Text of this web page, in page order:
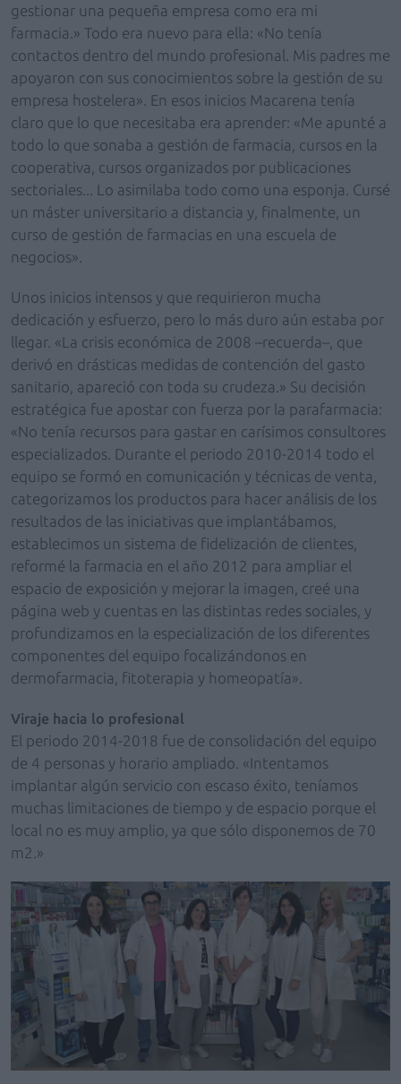
gestionar una pequeña empresa como era mi
farmacia.» Todo era nuevo para ella: «No tenía
contactos dentro del mundo profesional. Mis padres me
apoyaron con sus conocimientos sobre la gestión de su
empresa hostelera». En esos inicios Macarena tenía
claro que lo que necesitaba era aprender: «Me apunté a
todo lo que sonaba a gestión de farmacia, cursos en la
cooperativa, cursos organizados por publicaciones
sectoriales... Lo asimilaba todo como una esponja. Cursé
un máster universitario a distancia y, finalmente, un
curso de gestión de farmacias en una escuela de
negocios».
Unos inicios intensos y que requirieron mucha
dedicación y esfuerzo, pero lo más duro aún estaba por
llegar. «La crisis económica de 2008 –recuerda–, que
derivó en drásticas medidas de contención del gasto
sanitario, apareció con toda su crudeza.» Su decisión
estratégica fue apostar con fuerza por la parafarmacia:
«No tenía recursos para gastar en carísimos consultores
especializados. Durante el periodo 2010-2014 todo el
equipo se formó en comunicación y técnicas de venta,
categorizamos los productos para hacer análisis de los
resultados de las iniciativas que implantábamos,
establecimos un sistema de fidelización de clientes,
reformé la farmacia en el año 2012 para ampliar el
espacio de exposición y mejorar la imagen, creé una
página web y cuentas en las distintas redes sociales, y
profundizamos en la especialización de los diferentes
componentes del equipo focalizándonos en
dermofarmacia, fitoterapia y homeopatía».
Viraje hacia lo profesional
El periodo 2014-2018 fue de consolidación del equipo
de 4 personas y horario ampliado. «Intentamos
implantar algún servicio con escaso éxito, teníamos
muchas limitaciones de tiempo y de espacio porque el
local no es muy amplio, ya que sólo disponemos de 70
m2.»